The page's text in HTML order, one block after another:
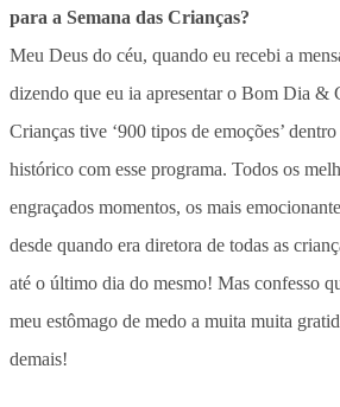
para a Semana das Crianças?
Meu Deus do céu, quando eu recebi a
dizendo que eu ia apresentar o Bom Dia &
Crianças tive ‘900 tipos de emoções’
histórico com esse programa. Todos os
engraçados momentos, os mais
desde quando era diretora de todas as
até o último dia do mesmo! Mas confesso
meu estômago de medo a muita muita
demais!